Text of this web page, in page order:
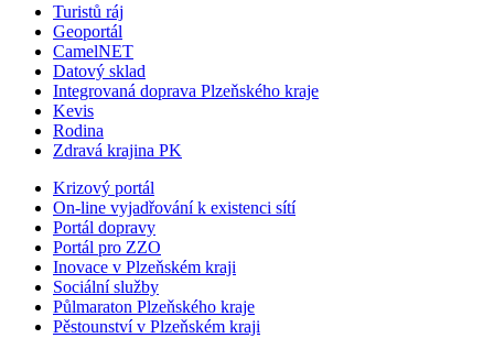
Turistů ráj
Geoportál
CamelNET
Datový sklad
Integrovaná doprava Plzeňského kraje
Kevis
Rodina
Zdravá krajina PK
Krizový portál
On-line vyjadřování k existenci sítí
Portál dopravy
Portál pro ZZO
Inovace v Plzeňském kraji
Sociální služby
Půlmaraton Plzeňského kraje
Pěstounství v Plzeňském kraji